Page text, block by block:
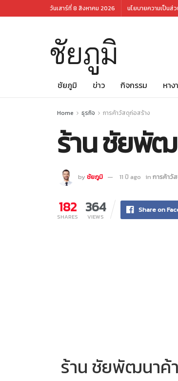
วันเสาร์ที่ 8 สิงหาคม 2026 นโยบายความเป็นส่
ชัยภูมิ
ชัยภูมิ ข่าว กิจกรรม หาง
Home ธุรกิจ การค้าวัสดุก่อสร้าง
ร้าน ชัยพัฒ
by ชัยภูมิ 11 ปี ago in การค้าวั
182
SHARES
364
VIEWS
Share on
ร้าน ชัยพัฒนาค้